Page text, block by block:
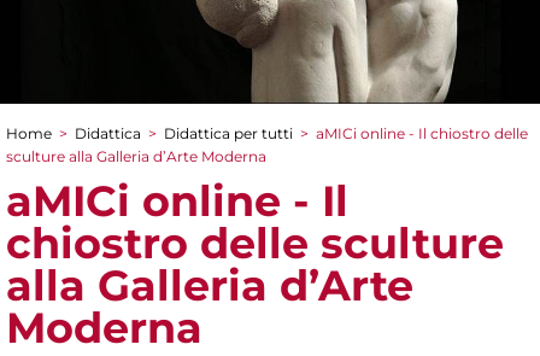
Tu sei qui
Home > Didattica > Didattica per tutti > aMICi online - Il chiostro delle
sculture alla Galleria d’Arte Moderna
aMICi online - Il
chiostro delle sculture
alla Galleria d’Arte
Moderna